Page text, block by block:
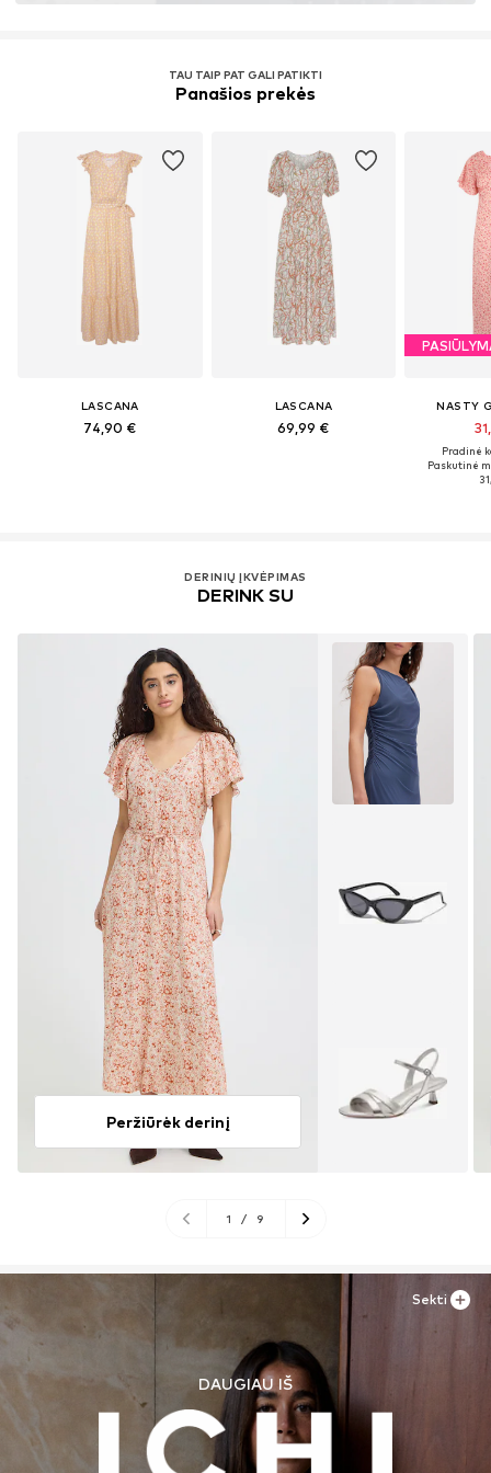
TAU TAIP PAT GALI PATIKTI
Panašios prekės
LASCANA
74,90 €
LASCANA
69,99 €
NASTY
Pradinė
Paskutinė
DERINIŲ ĮKVĖPIMAS
DERINK SU
Peržiūrėk derinį
1 / 9
DAUGIAU IŠ
Sekti